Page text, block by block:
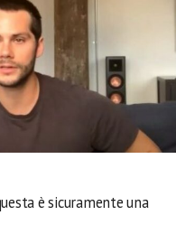
è sicuramente una